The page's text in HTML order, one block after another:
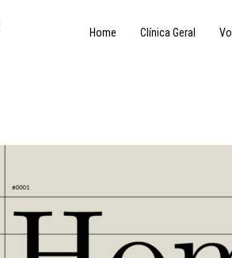
Home Clínica Geral